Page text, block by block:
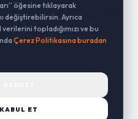
öğesine tıklayarak
değiştirebilirsin. Ayrıca
topladığımızı ve bu
Çerez Politikasına buradan
ET